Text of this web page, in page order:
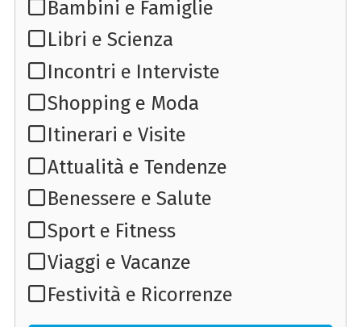
Bambini e Famiglie
Libri e Scienza
Incontri e Interviste
Shopping e Moda
Itinerari e Visite
Attualità e Tendenze
Benessere e Salute
Sport e Fitness
Viaggi e Vacanze
Festività e Ricorrenze